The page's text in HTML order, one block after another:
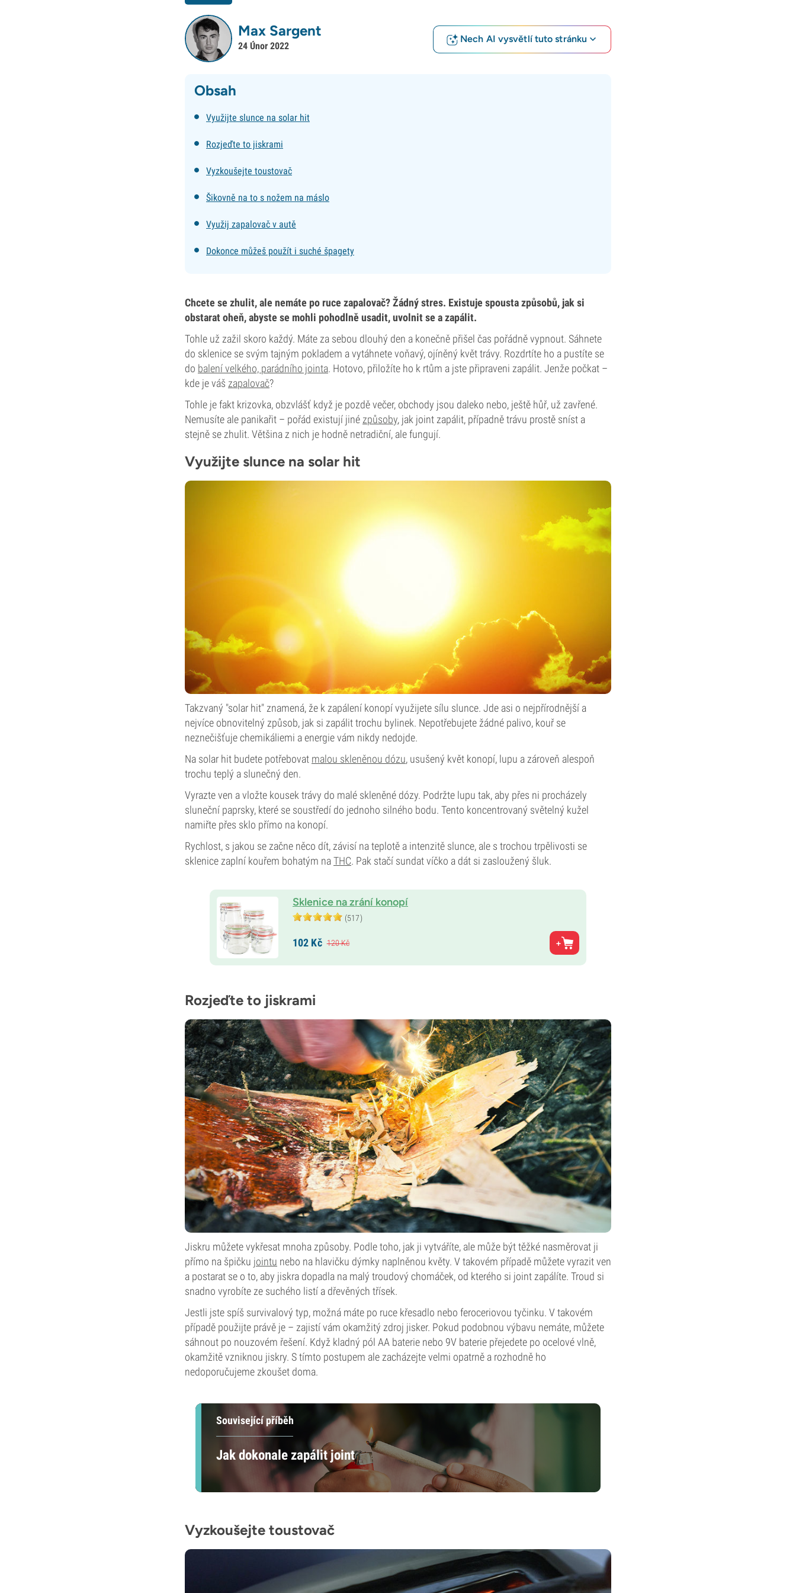
Max Sargent
24 Únor 2022
Nech AI vysvětlí tuto stránku
Obsah
Využijte slunce na solar hit
Rozjeďte to jiskrami
Vyzkoušejte toustovač
Šikovně na to s nožem na máslo
Využij zapalovač v autě
Dokonce můžeš použít i suché špagety
Chcete se zhulit, ale nemáte po ruce zapalovač? Žádný stres. Existuje spousta způsobů, jak si
obstarat oheň, abyste se mohli pohodlně usadit, uvolnit se a zapálit.
Tohle už zažil skoro každý. Máte za sebou dlouhý den a konečně přišel čas pořádně vypnout. Sáhnete
do sklenice se svým tajným pokladem a vytáhnete voňavý, ojíněný květ trávy. Rozdrtíte ho a pustíte se
do balení velkého, parádního jointa. Hotovo, přiložíte ho k rtům a jste připraveni zapálit. Jenže počkat –
kde je váš zapalovač?
Tohle je fakt krizovka, obzvlášť když je pozdě večer, obchody jsou daleko nebo, ještě hůř, už zavřené.
Nemusíte ale panikařit – pořád existují jiné způsoby, jak joint zapálit, případně trávu prostě sníst a
stejně se zhulit. Většina z nich je hodně netradiční, ale fungují.
Využijte slunce na solar hit
Takzvaný "solar hit" znamená, že k zapálení konopí využijete sílu slunce. Jde asi o nejpřírodnější a
nejvíce obnovitelný způsob, jak si zapálit trochu bylinek. Nepotřebujete žádné palivo, kouř se
neznečišťuje chemikáliemi a energie vám nikdy nedojde.
Na solar hit budete potřebovat malou skleněnou dózu, usušený květ konopí, lupu a zároveň alespoň
trochu teplý a slunečný den.
Vyrazte ven a vložte kousek trávy do malé skleněné dózy. Podržte lupu tak, aby přes ni procházely
sluneční paprsky, které se soustředí do jednoho silného bodu. Tento koncentrovaný světelný kužel
namiřte přes sklo přímo na konopí.
Rychlost, s jakou se začne něco dít, závisí na teplotě a intenzitě slunce, ale s trochou trpělivosti se
sklenice zaplní kouřem bohatým naTHC. Pak stačí sundat víčko a dát si zasloužený šluk.
Sklenice na zrání konopí
(517)
102 Kč 120Kč
Rozjeďte to jiskrami
Jiskru můžete vykřesat mnoha způsoby. Podle toho, jak ji vytváříte, ale může být těžké nasměrovat ji
přímo na špičku jointu nebo na hlavičku dýmky naplněnou květy. V takovém případě můžete vyrazit ven
a postarat se o to, aby jiskra dopadla na malý troudový chomáček, od kterého si joint zapálíte. Troud si
snadno vyrobíte ze suchého listí a dřevěných třísek.
Jestli jste spíš survivalový typ, možná máte po ruce křesadlo nebo feroceriovou tyčinku. V takovém
případě použijte právě je – zajistí vám okamžitý zdroj jisker. Pokud podobnou výbavu nemáte, můžete
sáhnout po nouzovém řešení. Když kladný pól AA baterie nebo 9V baterie přejedete po ocelové vlně,
okamžitě vzniknou jiskry. S tímto postupem ale zacházejte velmi opatrně a rozhodně ho
nedoporučujeme zkoušet doma.
Související příběh
Jak dokonale zapálit joint
Vyzkoušejte toustovač